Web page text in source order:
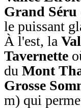
Grand Séru
le puissant
À l'est, la
Tavernette
du Mont
Grosse
m) qui